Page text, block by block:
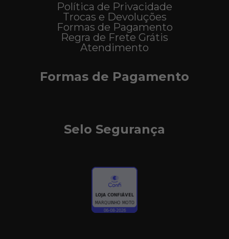
Política de Privacidade
Trocas e Devoluções
Formas de Pagamento
Regra de Frete Grátis
Atendimento
Formas de Pagamento
Selo Segurança